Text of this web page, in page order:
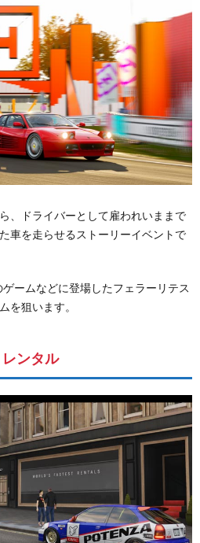
、ドライバーとして雇われいままで
車を走らせるストーリーイベントで
ームなどに登場したフェラーリテス
を狙います。
ンタル